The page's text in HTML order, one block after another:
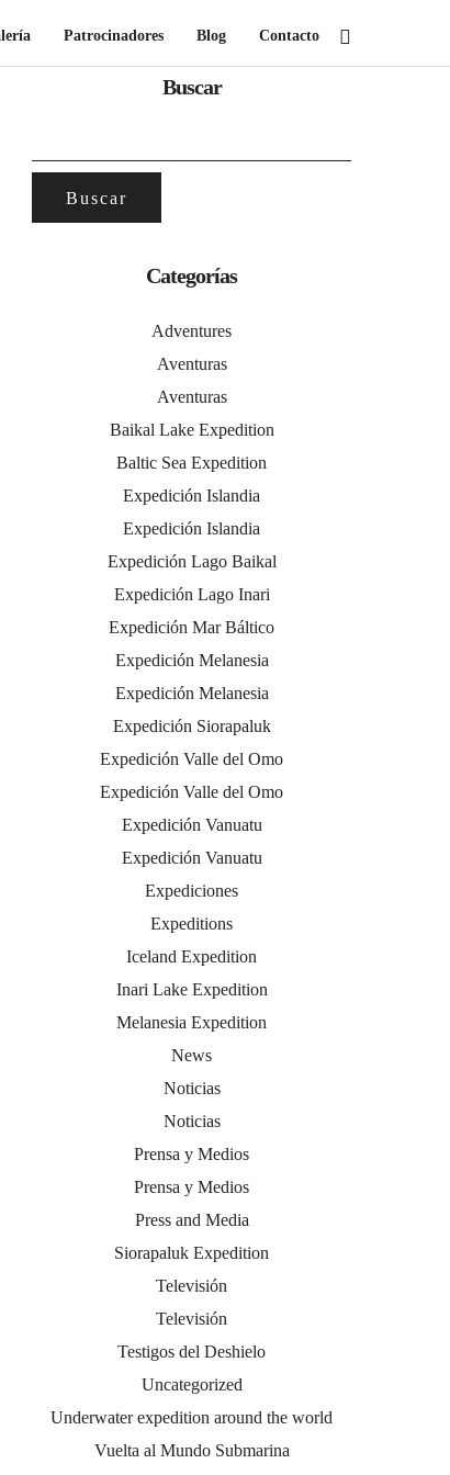
Patrocinadores Blog Contacto
Buscar
Categorías
Adventures
Aventuras
Aventuras
Baikal Lake Expedition
Baltic Sea Expedition
Expedición Islandia
Expedición Islandia
Expedición Lago Baikal
Expedición Lago Inari
Expedición Mar Báltico
Expedición Melanesia
Expedición Melanesia
Expedición Siorapaluk
Expedición Valle del Omo
Expedición Valle del Omo
Expedición Vanuatu
Expedición Vanuatu
Expediciones
Expeditions
Iceland Expedition
Inari Lake Expedition
Melanesia Expedition
News
Noticias
Noticias
Prensa y Medios
Prensa y Medios
Press and Media
Siorapaluk Expedition
Televisión
Televisión
Testigos del Deshielo
Uncategorized
Underwater expedition around the world
Vuelta al Mundo Submarina